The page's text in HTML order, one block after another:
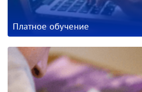
Платное обучение